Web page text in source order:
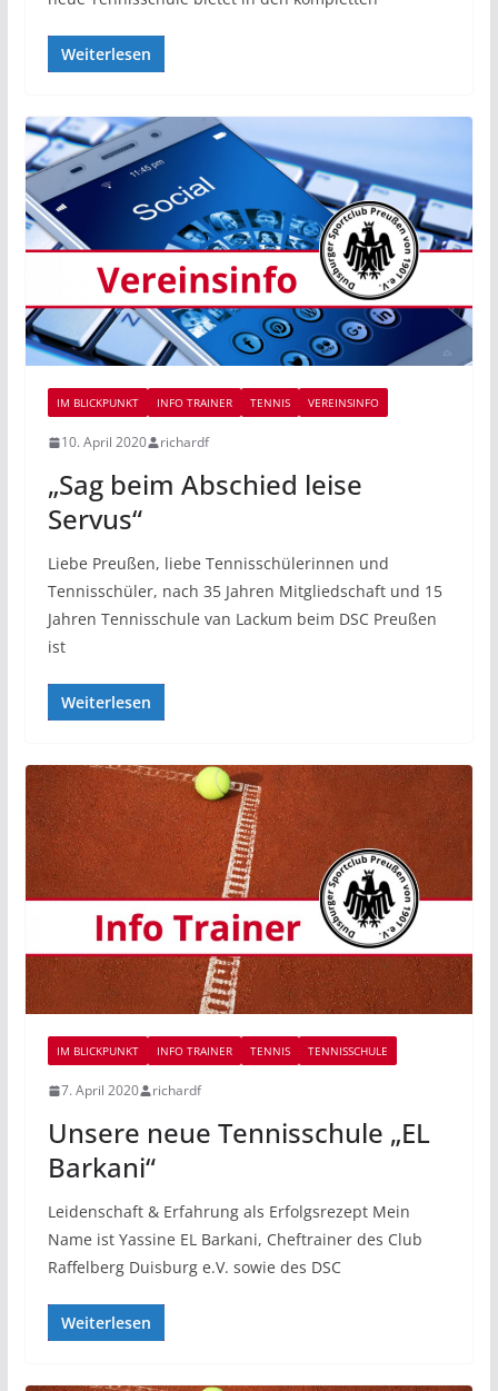
Weiterlesen
IM BLICKPUNKT INFO TRAINER TENNIS VEREINSINFO
10. April 2020 richardf
„Sag beim Abschied leise
Servus“
Liebe Preußen, liebe Tennisschülerinnen und
Tennisschüler, nach 35 Jahren Mitgliedschaft und 15
Jahren Tennisschule van Lackum beim DSC Preußen
ist
Weiterlesen
IM BLICKPUNKT INFO TRAINER TENNIS TENNISSCHULE
7. April 2020 richardf
Unsere neue Tennisschule „EL
Barkani“
Leidenschaft & Erfahrung als Erfolgsrezept Mein
Name ist Yassine EL Barkani, Cheftrainer des Club
Raffelberg Duisburg e.V. sowie des DSC
Weiterlesen